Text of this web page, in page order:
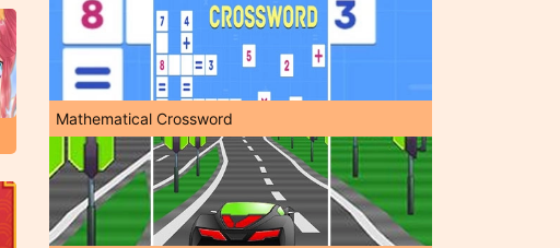
Mathematical Crossword